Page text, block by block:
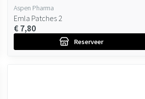
Aspen Pharma
Emla Patches 2
€ 7,80
Reserveer